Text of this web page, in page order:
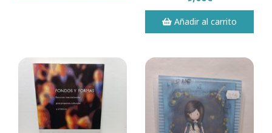
Añadir al carrito